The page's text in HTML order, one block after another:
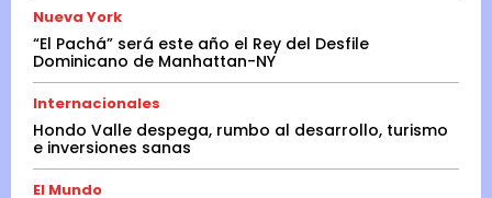
Nueva York
“El Pachá” será este año el Rey del Desfile
Dominicano de Manhattan-NY
Internacionales
Hondo Valle despega, rumbo al desarrollo, turismo
e inversiones sanas
El Mundo